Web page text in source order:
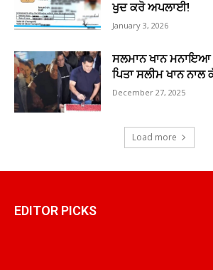
ਖੁਦ ਕਰੋ ਅਪਲਾਈ!
January 3, 2026
ਸਲਮਾਨ ਖਾਨ ਮਨਾਇਆ
ਪਿਤਾ ਸਲੀਮ ਖਾਨ
December 27, 2025
Load more
EDITOR PICKS